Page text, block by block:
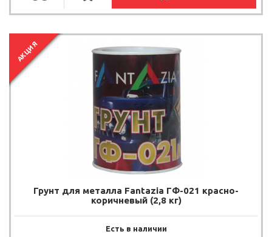
АКЦИЯ
Грунт для металла Fantazia ГФ-021 красно-
коричневый (2,8 кг)
Есть в наличии